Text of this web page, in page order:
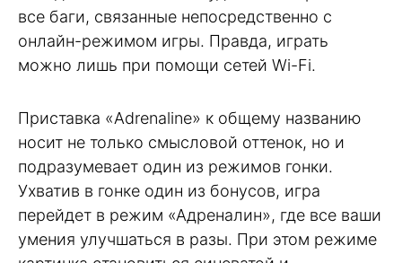
все баги, связанные непосредственно с
онлайн-режимом игры. Правда, играть
можно лишь при помощи сетей Wi-Fi.
Приставка «Adrenaline» к общему названию
носит не только смысловой оттенок, но и
подразумевает один из режимов гонки.
Ухватив в гонке один из бонусов, игра
перейдет в режим «Адреналин», где все ваши
умения улучшаться в разы. При этом режиме